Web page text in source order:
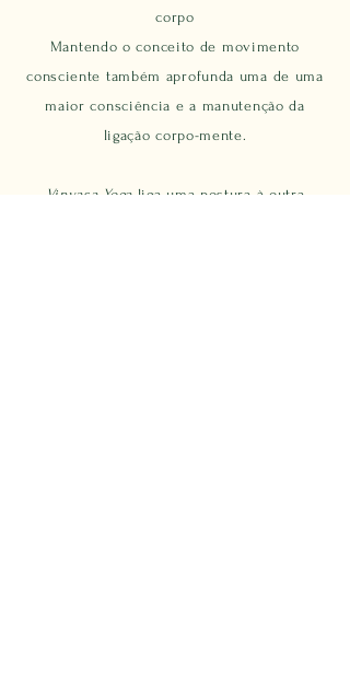
corpo
Mantendo o conceito de movimento
consciente também aprofunda uma de uma
maior consciência e a manutenção da
ligação corpo-mente.
Vinyasa Yogaliga uma postura à outra